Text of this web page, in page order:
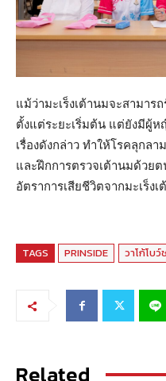
แม้ว่ามะเร็งเต้านมจะสามา
ตั้งแต่ระยะเริ่มต้น แต่ยังมีผู้
เรื่องดังกล่าว ทำให้โรคลุกล
และฝึกการตรวจเต้านมด้วย
อัตราการเสียชีวิตจากมะเร็ง
TAGS PRINSIDE วาโก้โบ
Related